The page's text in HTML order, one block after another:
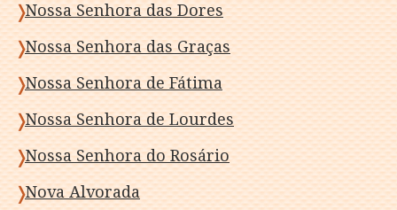
Nossa Senhora das Dores
Nossa Senhora das Graças
Nossa Senhora de Fátima
Nossa Senhora de Lourdes
Nossa Senhora do Rosário
Nova Alvorada